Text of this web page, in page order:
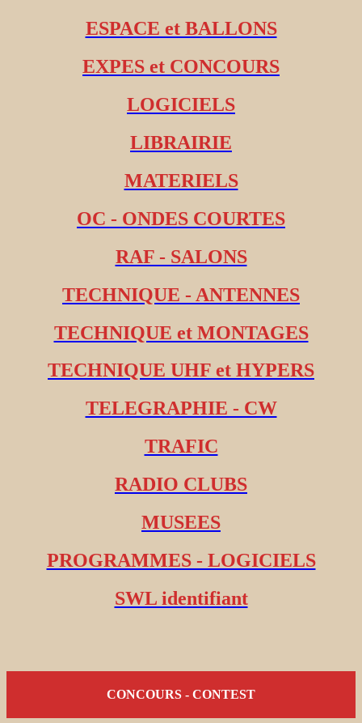
ESPACE et BALLONS
EXPES et CONCOURS
LOGICIELS
LIBRAIRIE
MATERIELS
OC - ONDES COURTES
RAF - SALONS
TECHNIQUE - ANTENNES
TECHNIQUE et MONTAGES
TECHNIQUE UHF et HYPERS
TELEGRAPHIE - CW
TRAFIC
RADIO CLUBS
MUSEES
PROGRAMMES - LOGICIELS
SWL identifiant
CONCOURS - CONTEST